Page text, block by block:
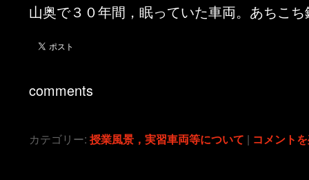
山奥で３０年間，眠っていた車両。あちこ
comments
カテゴリー: 授業風景，実習車両等について | コメント